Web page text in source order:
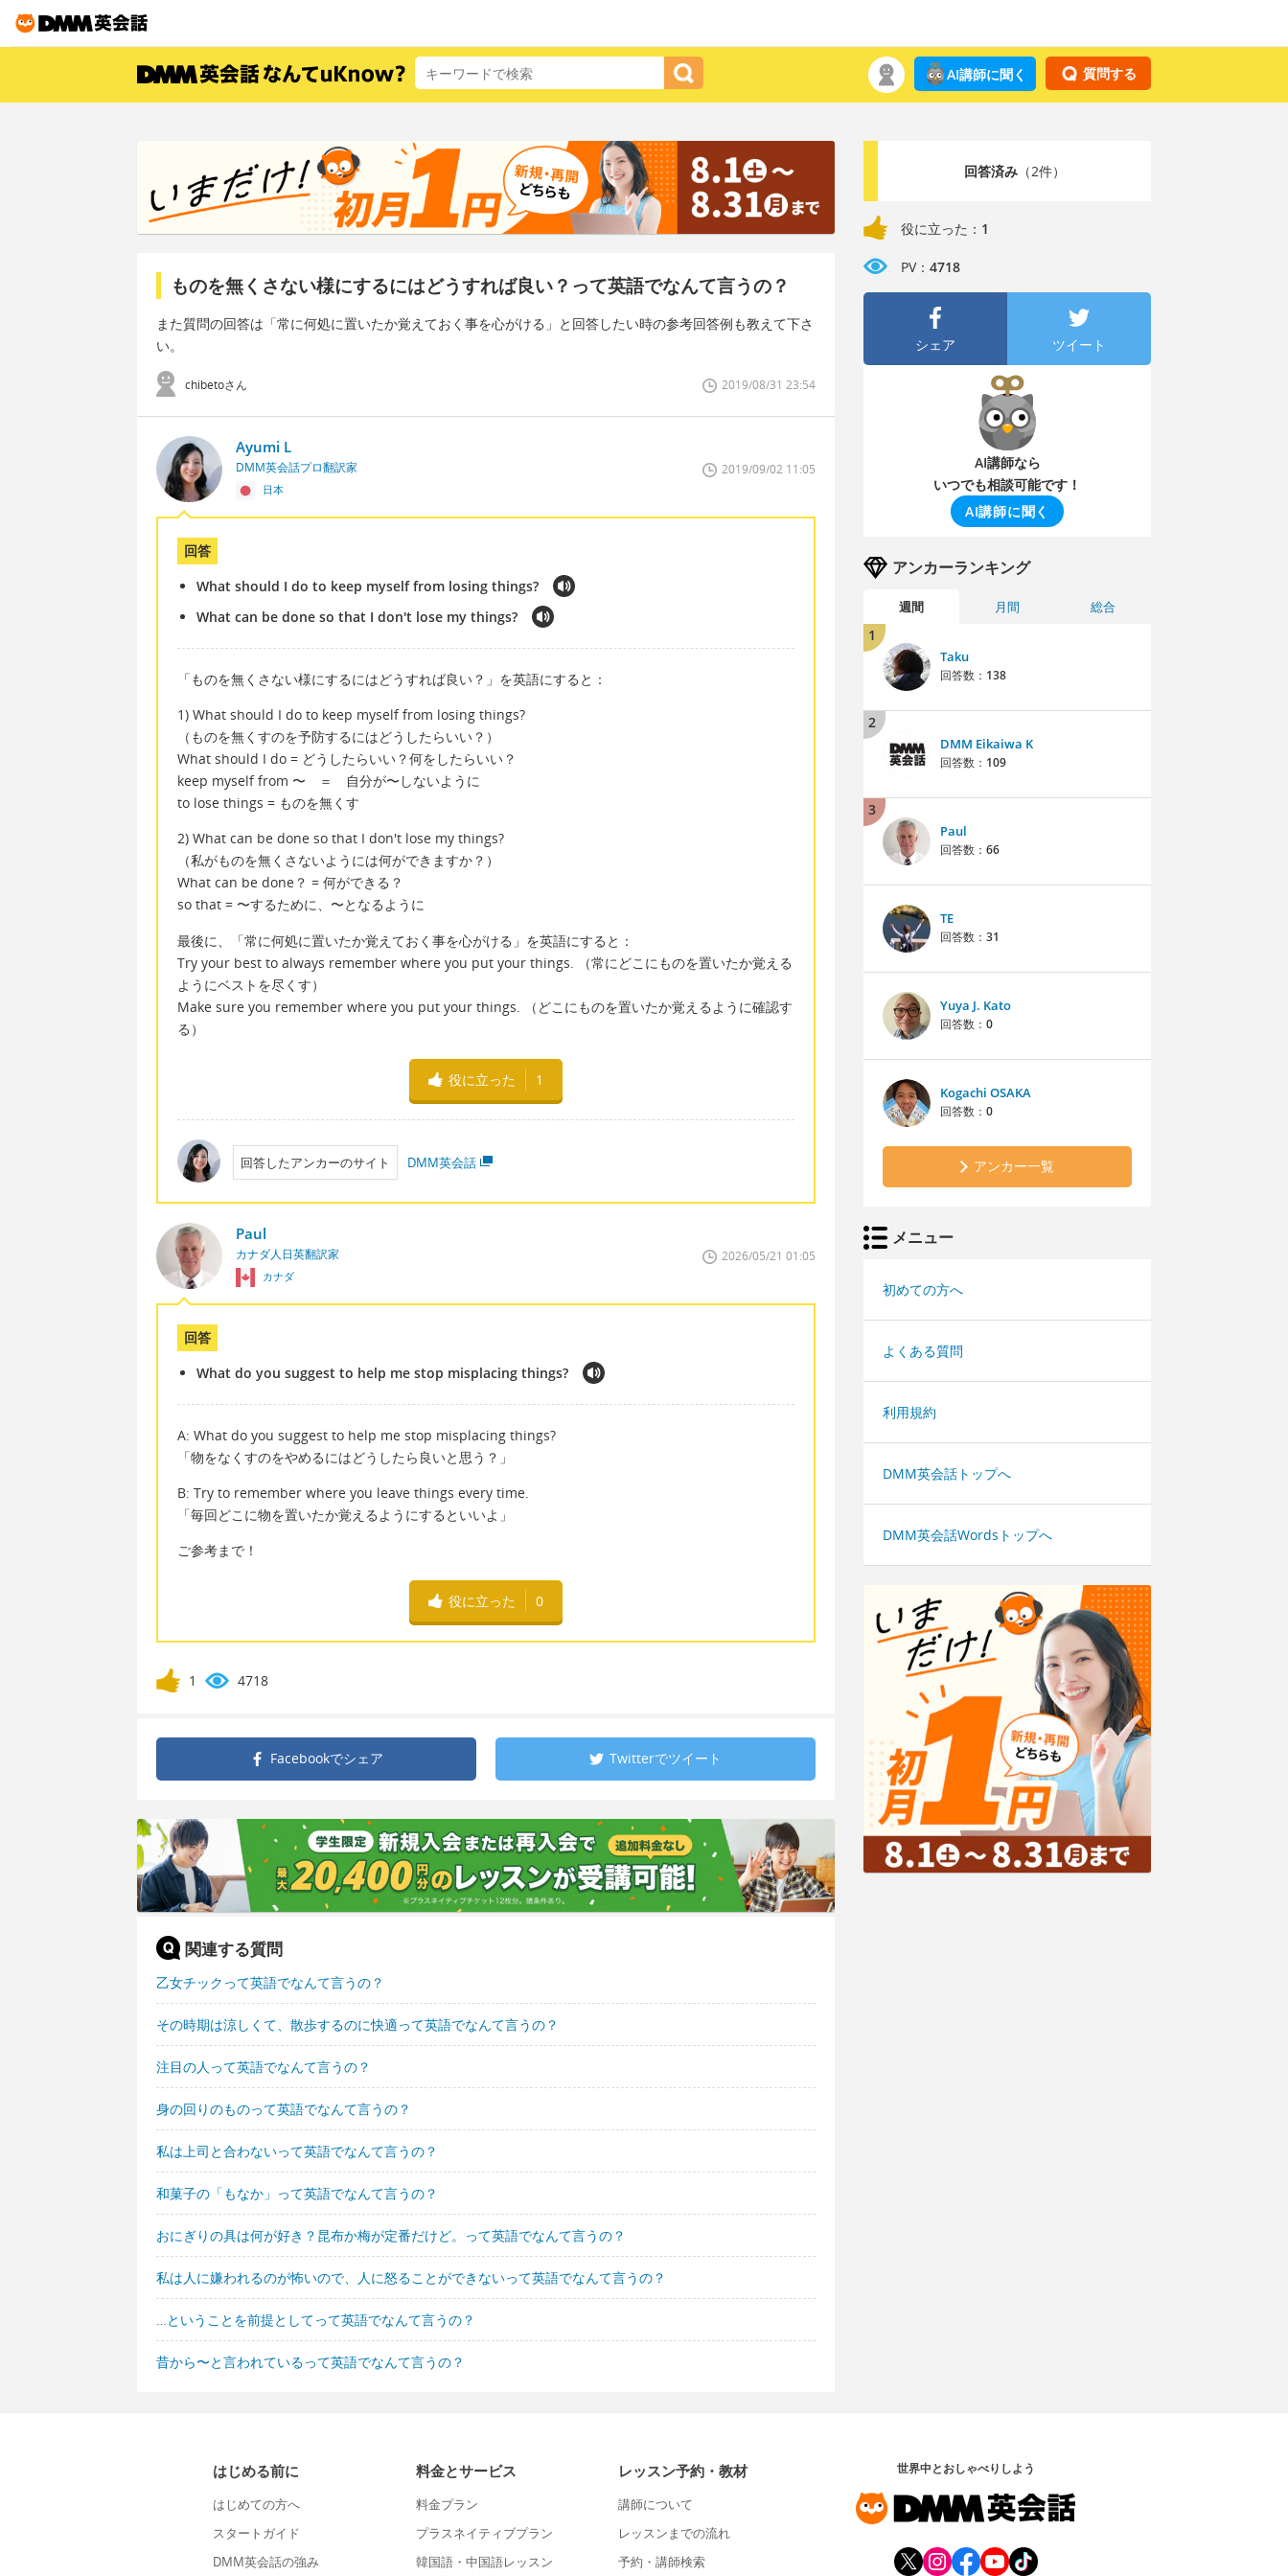
質問する
AI講師に聞く
ものを無くさない様にするにはどうすれば良い？って英語でなんて言うの？
また質問の回答は「常に何処に置いたか覚えておく事を心がける」と回答したい時の参考回答例も教えて下さ
い。
chibetoさん 2019/08/31 23:54
Ayumi L
DMM英会話プロ翻訳家
日本
2019/09/02 11:05
回答
What should I do to keep myself from losing things?
What can be done so that I don't lose my things?
「ものを無くさない様にするにはどうすれば良い？」を英語にすると：
1) What should I do to keep myself from losing things?
（ものを無くすのを予防するにはどうしたらいい？）
What should I do = どうしたらいい？何をしたらいい？
keep myself from 〜 ＝ 自分が〜しないように
to lose things = ものを無くす
2) What can be done so that I don't lose my things?
（私がものを無くさないようには何ができますか？）
What can be done？ = 何ができる？
so that = 〜するために、〜となるように
最後に、「常に何処に置いたか覚えておく事を心がける」を英語にすると：
Try your best to always remember where you put your things. （常にどこにものを置いたか覚える
ようにベストを尽くす）
Make sure you remember where you put your things. （どこにものを置いたか覚えるように確認す
る）
役に立った 1
回答したアンカーのサイト DMM英会話
Paul
カナダ人日英翻訳家
カナダ
2026/05/21 01:05
回答
What do you suggest to help me stop misplacing things?
A: What do you suggest to help me stop misplacing things?
「物をなくすのをやめるにはどうしたら良いと思う？」
B: Try to remember where you leave things every time.
「毎回どこに物を置いたか覚えるようにするといいよ」
ご参考まで！
役に立った 0
1 4718
Facebookでシェア Twitterでツイート
関連する質問
乙女チックって英語でなんて言うの？
その時期は涼しくて、散歩するのに快適って英語でなんて言うの？
注目の人って英語でなんて言うの？
身の回りのものって英語でなんて言うの？
私は上司と合わないって英語でなんて言うの？
和菓子の「もなか」って英語でなんて言うの？
おにぎりの具は何が好き？昆布か梅が定番だけど。って英語でなんて言うの？
私は人に嫌われるのが怖いので、人に怒ることができないって英語でなんて言うの？
…ということを前提としてって英語でなんて言うの？
昔から〜と言われているって英語でなんて言うの？
回答済み（2件）
役に立った： 1
PV： 4718
シェア ツイート
AI講師なら
いつでも相談可能です！
AI講師に聞く
アンカーランキング
週間 月間 総合
1
Taku
回答数： 138
2
DMM Eikaiwa K
回答数： 109
3
Paul
回答数： 66
TE
回答数： 31
Yuya J. Kato
回答数： 0
Kogachi OSAKA
回答数： 0
アンカー一覧
メニュー
初めての方へ
よくある質問
利用規約
DMM英会話トップへ
DMM英会話Wordsトップへ
はじめる前に
はじめての方へ
スタートガイド
DMM英会話の強み
料金とサービス
料金プラン
プラスネイティブプラン
韓国語・中国語レッスン
レッスン予約・教材
講師について
レッスンまでの流れ
予約・講師検索
世界中とおしゃべりしよう